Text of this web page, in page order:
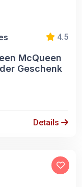
4.5
McQueen
Geschenk
Details